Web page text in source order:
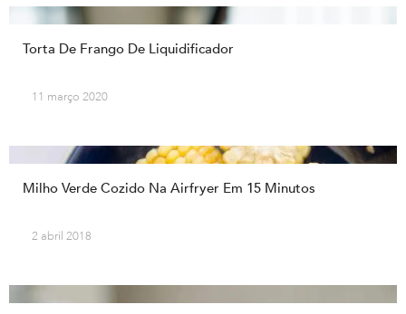
Torta De Frango De Liquidificador
11 março 2020
Milho Verde Cozido Na Airfryer Em 15 Minutos
2 abril 2018